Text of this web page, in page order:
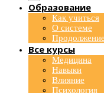
Образование
Как учиться
О системе
Все курсы
Медицина
Навыки
Влияние
Психология